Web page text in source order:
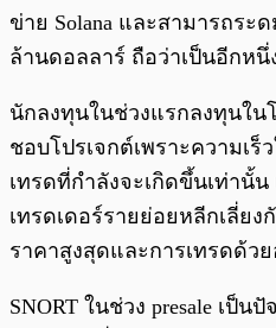
ข่าย Solana และสามารถระ
ล้านดอลลาร์ ถือว่าเป็นอีกหนึ่
นักลงทุนในช่วงแรกลงทุนใน
ชอบโปรเจกต์เพราะความเ
เทรดที่กำลังจะเกิดขึ้นเท่านั้
เทรดเดอร์รายย่อยหลีกเลี่ย
ราคาสูงสุดและการเทรดด้ว
SNORT ในช่วง presale เป็